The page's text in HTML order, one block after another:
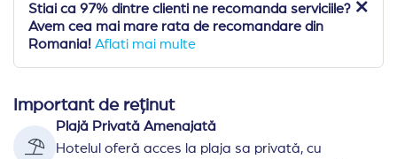
Stiai ca 97% dintre clienti ne recomanda serviciile?
Avem cea mai mare rata de recomandare din
Romania! Aflati mai multe
Important de reținut
Plajă Privată Amenajată
Hotelul oferă acces la plaja sa privată, cu